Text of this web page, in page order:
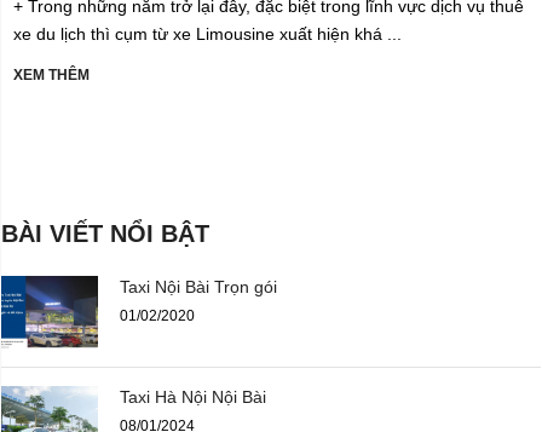
+ Trong những năm trở lại đây, đặc biệt trong lĩnh vực dịch vụ thuê
xe du lịch thì cụm từ xe Limousine xuất hiện khá ...
XEM THÊM
BÀI VIẾT NỔI BẬT
Taxi Nội Bài Trọn gói
01/02/2020
Taxi Hà Nội Nội Bài
08/01/2024